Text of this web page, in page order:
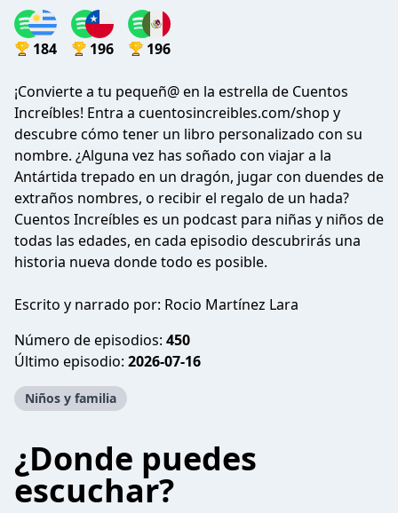
184 196 196
¡Convierte a tu pequeñ@ en la estrella de Cuentos
Increíbles! Entra a cuentosincreibles.com/shop y
descubre cómo tener un libro personalizado con su
nombre. ¿Alguna vez has soñado con viajar a la
Antártida trepado en un dragón, jugar con duendes de
extraños nombres, o recibir el regalo de un hada?
Cuentos Increíbles es un podcast para niñas y niños de
todas las edades, en cada episodio descubrirás una
historia nueva donde todo es posible.
Escrito y narrado por: Rocio Martínez Lara
Número de episodios: 450
Último episodio: 2026-07-16
Niños y familia
¿Donde puedes
escuchar?